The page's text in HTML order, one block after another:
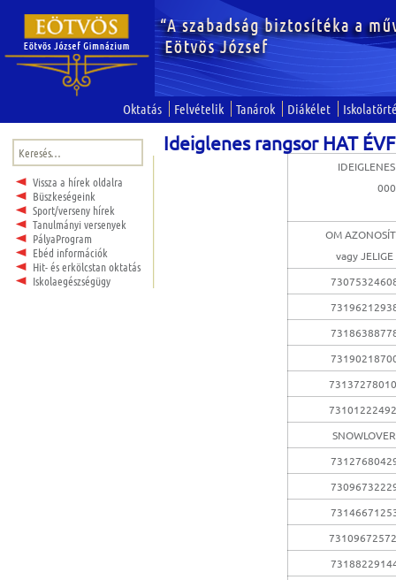
Oktatás Felvételik Tanárok Diákélet
Keresés:
Vissza a hírek oldalra
Büszkeségeink
Sport/verseny hírek
Tanulmányi versenyek
PályaProgram
Ebéd információk
Hit- és erkölcstan oktatás
Iskolaegészségügy
Ideiglenes rangsor HAT
OM
vagy JELIGE
SNOWLOVER